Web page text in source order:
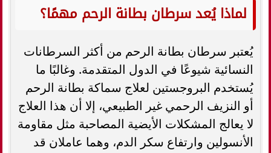
لماذا يُعد سرطان بطانة الرحم مهمًا؟
يُعتبر سرطان بطانة الرحم من أكثر السرطانات
النسائية شيوعًا في الدول المتقدمة. وغالبًا ما
يُستخدم البروجستين لعلاج سماكة بطانة الرحم
أو النزيف الرحمي غير الطبيعي، إلا أن هذا العلاج
لا يعالج المشكلات الأيضية المصاحبة مثل مقاومة
الأنسولين وارتفاع سكر الدم، وهما عاملان قد